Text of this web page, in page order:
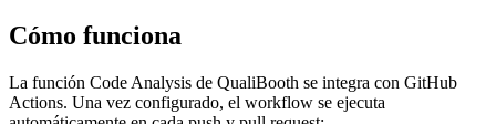
Cómo funciona
La función Code Analysis de QualiBooth se integra con GitHub
Actions. Una vez configurado, el workflow se ejecuta